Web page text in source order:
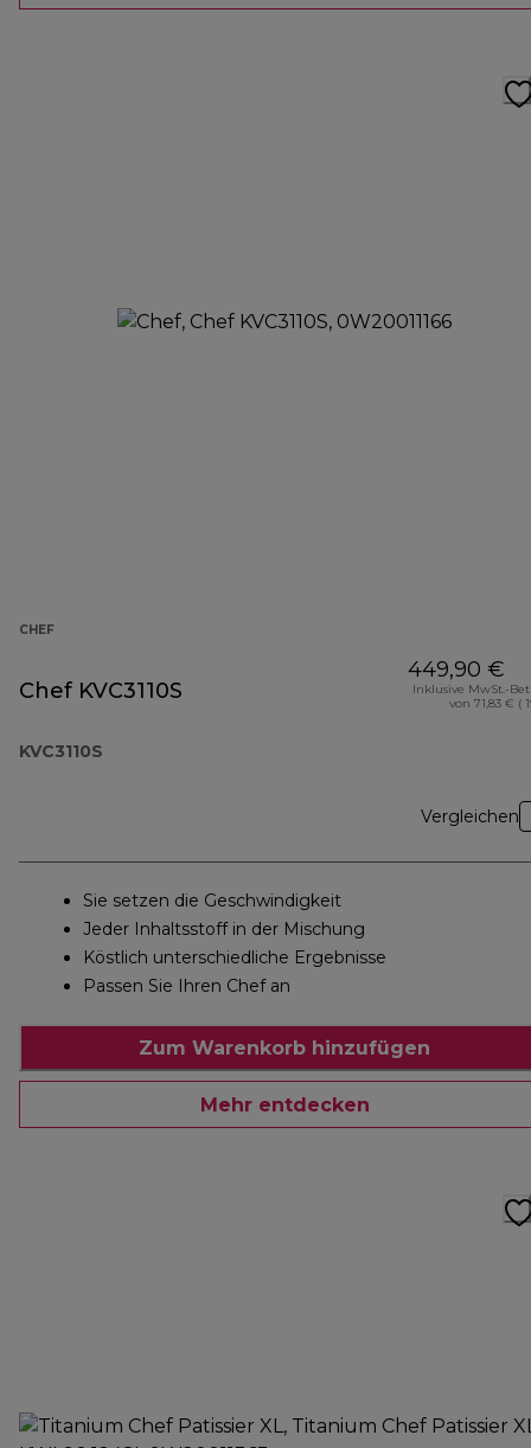
CHEF
Chef KVC3110S
KVC3110S
449,90 €
Inklusive MwSt.-
von 71,83 € (
Vergleichen
Sie setzen die Geschwindigkeit
Jeder Inhaltsstoff in der Mischung
Köstlich unterschiedliche Ergebnisse
Passen Sie Ihren Chef an
Zum Warenkorb hinzufügen
Mehr entdecken